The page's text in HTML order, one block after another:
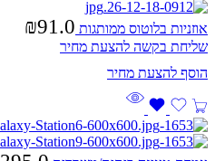
אוזניות בלוטוס ממותגות ₪91.0
שליחת בקשה להצעת מחיר